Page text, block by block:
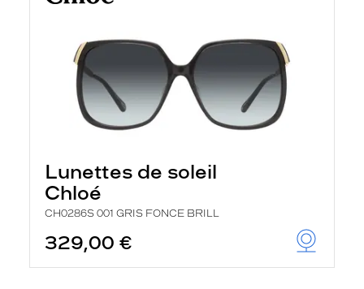
Lunettes de soleil
Chloé
CH0286S 001 GRIS FONCE BRILL
329,00 €